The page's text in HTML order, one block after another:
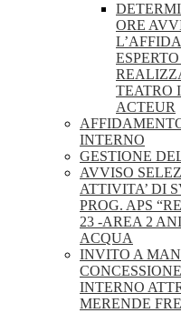
ORE
TEATRO
ACTEUR
INTERNO
GESTIONE
AVVISO
ATTIVITA’ DI
PROG. APS
23 -AREA 2
ACQUA
INVITO A
INTERNO
MERENDE